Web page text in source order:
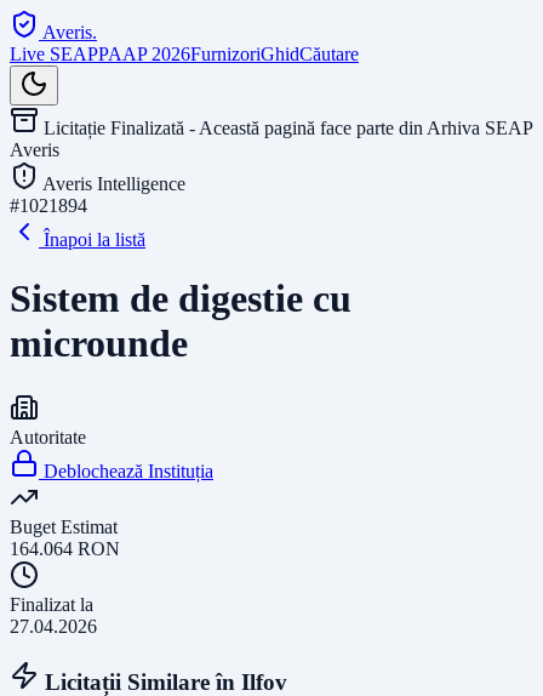
Averis.
Live SEAPPAAP 2026FurnizoriGhidCăutare
Licitație Finalizată - Această pagină face parte din Arhiva SEAP
Averis
Averis Intelligence
#1021894
Înapoi la listă
Sistem de digestie cu
microunde
Autoritate
Deblochează Instituția
Buget Estimat
164.064 RON
Finalizat la
27.04.2026
Licitații Similare în Ilfov